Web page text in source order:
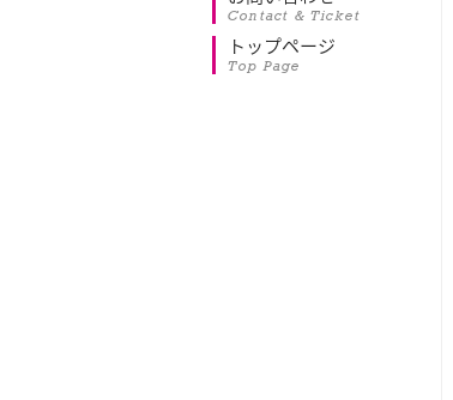
Contact & Ticket
トップページ
Top Page